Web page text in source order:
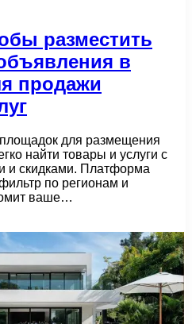
разместить
в
продажи
для размещения
найти товары и услуги с
и скидками. Платформа
по регионам и
ваше…